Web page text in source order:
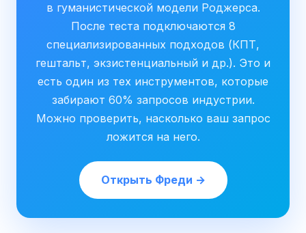
в гуманистической модели Роджерса.
После теста подключаются 8
специализированных подходов (КПТ,
гештальт, экзистенциальный и др.). Это и
есть один из тех инструментов, которые
забирают 60% запросов индустрии.
Можно проверить, насколько ваш запрос
ложится на него.
Открыть Фреди →